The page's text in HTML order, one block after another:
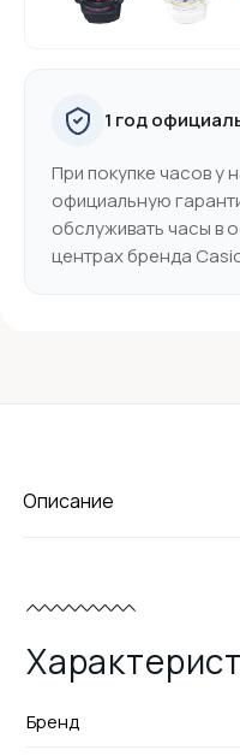
1 год
При покупке часов у
официальную
обслуживать часы в
центрах бренда
Описание
Бренд